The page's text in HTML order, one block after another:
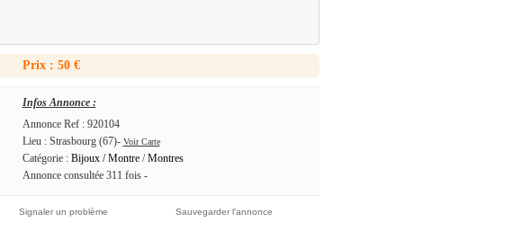
Prix : 50 €
Infos Annonce :
Annonce Ref : 920104
Lieu : Strasbourg (67)- Voir Carte
Catégorie : Bijoux / Montre/Montres
Annonce consultée 311 fois -
Signaler un problème Sauvegarder l'annonce